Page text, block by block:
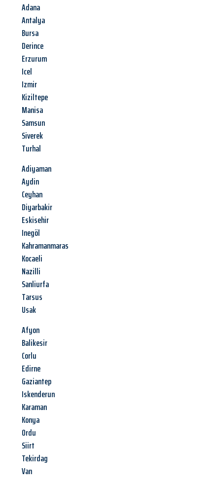
Adana
Antalya
Bursa
Derince
Erzurum
Icel
Izmir
Kiziltepe
Manisa
Samsun
Siverek
Turhal
Adiyaman
Aydin
Ceyhan
Diyarbakir
Eskisehir
Inegöl
Kahramanmaras
Kocaeli
Nazilli
Sanliurfa
Tarsus
Usak
Afyon
Balikesir
Corlu
Edirne
Gaziantep
Iskenderun
Karaman
Konya
Ordu
Siirt
Tekirdag
Van